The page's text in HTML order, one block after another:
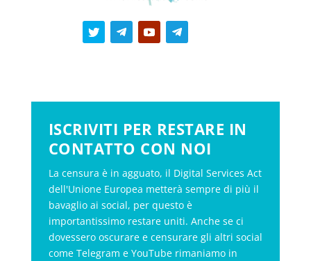
ISCRIVITI PER RESTARE IN
CONTATTO CON NOI
La censura è in agguato, il Digital Services Act
dell'Unione Europea metterà sempre di più il
bavaglio ai social, per questo è
importantissimo restare uniti. Anche se ci
dovessero oscurare e censurare gli altri social
come Telegram e YouTube rimaniamo in